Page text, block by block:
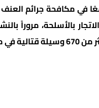
مكافحة جرائم العنف
بالأسلحة، مروراً
الشمال: